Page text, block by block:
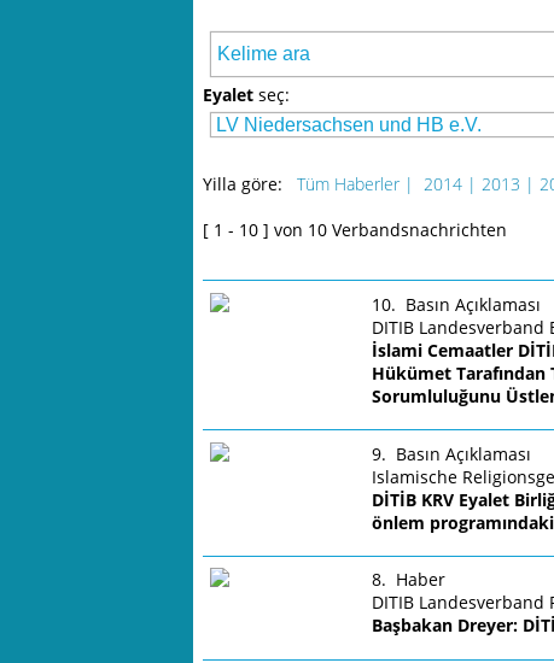
Eyaletseç:
Yilla göre: Tüm Haberler | 2014 | 2013 |
[ 1 - 10 ] von 10 Verbandsnachrichten
10. Basın Açıklaması
DITIB Landesverband
İslami Cemaatler
Hükümet
Sorumluluğunu
9. Basın Açıklaması
Islamische
DİTİB KRV Eyalet
önlem
8. Haber
DITIB Landesverband
Başbakan Dreyer: